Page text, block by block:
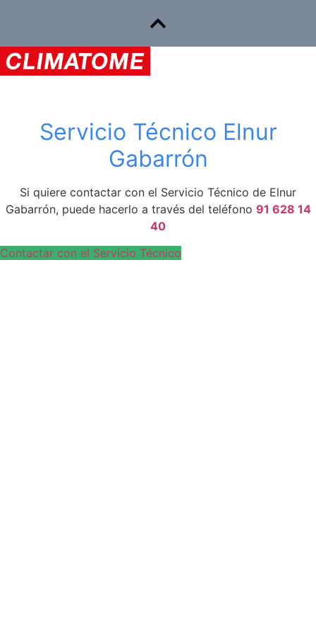
Servicio Técnico Elnur
Gabarrón
Si quiere contactar con el Servicio Técnico de Elnur
Gabarrón, puede hacerlo a través del teléfono 91 628 14
40
Contactar con el Servicio Técnico